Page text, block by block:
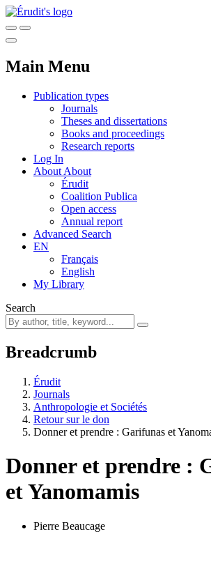
Main Menu
Publication types
Journals
Theses and dissertations
Books and proceedings
Research reports
Log In
About About
Érudit
Coalition Publica
Open access
Annual report
Advanced Search
EN
Français
English
My Library
Search
Breadcrumb
Érudit
Journals
Anthropologie et Sociétés
Retour sur le don
Donner et prendre : Garifunas et
Donner et prendre :
et Yanomamis
Pierre Beaucage